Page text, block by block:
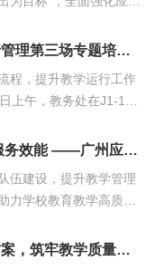
、规范有序，常务副校
教务处召开教学运行管理第三场专题培训会
程，提升教学运行工作
上午，教务处在J1-102
、教师教学档案归档等赋能教学管理 提升服务效能 ——广州应用科技学院成功举办教学管理人员能力提升培训班
伍建设，提升教学管理
力学校教育教学高质量
训班在肇庆校区修齐楼
精准完善人才培养方案，筑牢教学质量根基 —— 我校召开4月第2次教学工作例会